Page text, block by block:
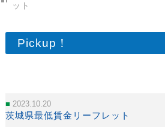
ット
Pickup！
2023.10.20
茨城県最低賃金リーフレット